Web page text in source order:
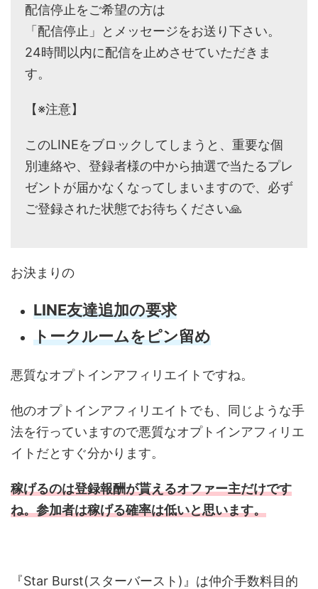
配信停止をご希望の方は
「配信停止」とメッセージをお送り下さい。
24時間以内に配信を止めさせていただきま
す。
【※注意】
このLINEをブロックしてしまうと、重要な個
別連絡や、登録者様の中から抽選で当たるプレ
ゼントが届かなくなってしまいますので、必ず
ご登録された状態でお待ちください🙏
お決まりの
LINE友達追加の要求
トークルームをピン留め
悪質なオプトインアフィリエイトですね。
他のオプトインアフィリエイトでも、同じような手
法を行っていますので悪質なオプトインアフィリエ
イトだとすぐ分かります。
稼げるのは登録報酬が貰えるオファー主だけです
ね。参加者は稼げる確率は低いと思います。
『Star Burst(スターバースト)』は仲介手数料目的